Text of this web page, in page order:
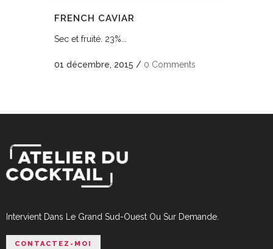
FRENCH CAVIAR
Sec et fruité. 23%...
01 décembre, 2015 / 0 Comments
Intervient Dans Le Grand Sud-Ouest Ou Sur Demande.
CONTACTEZ-MOI